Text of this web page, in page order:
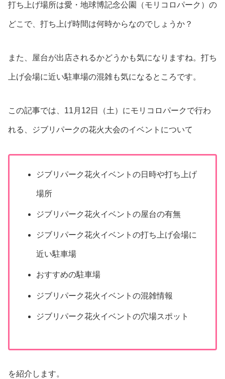
打ち上げ場所は愛・地球博記念公園（モリコロパーク）の
どこで、打ち上げ時間は何時からなのでしょうか？
また、屋台が出店されるかどうかも気になりますね。打ち
上げ会場に近い駐車場の混雑も気になるところです。
この記事では、11月12日（土）にモリコロパークで行わ
れる、ジブリパークの花火大会のイベントについて
ジブリパーク花火イベントの日時や打ち上げ
場所
ジブリパーク花火イベントの屋台の有無
ジブリパーク花火イベントの打ち上げ会場に
近い駐車場
おすすめの駐車場
ジブリパーク花火イベントの混雑情報
ジブリパーク花火イベントの穴場スポット
を紹介します。